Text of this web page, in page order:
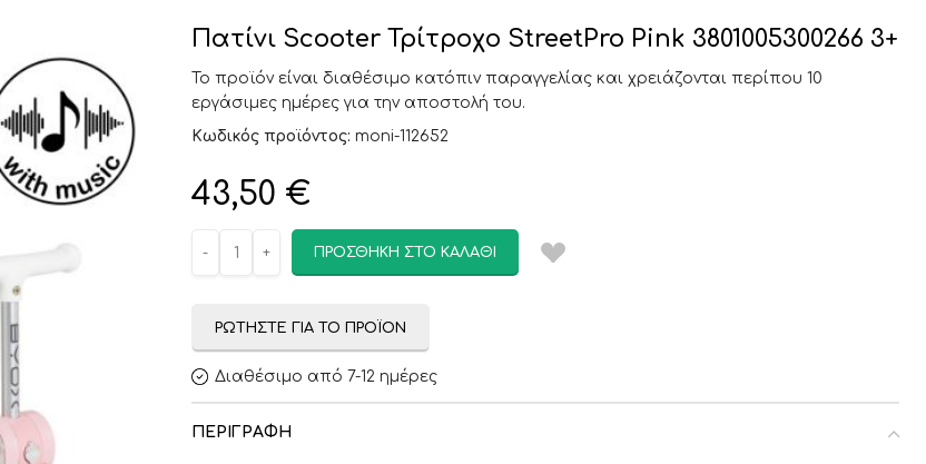
Πατίνι Scooter Τρίτροχο StreetPro Pink 3801005300266 3+
Το προϊόν είναι διαθέσιμο κατόπιν παραγγελίας και χρειάζονται περίπου 10
εργάσιμες ημέρες για την αποστολή του.
Κωδικός προϊόντος: moni-112652
43,50 €
ΠΡΟΣΘΉΚΗ ΣΤΟ ΚΑΛΆΘΙ
ΡΩΤΉΣΤΕ ΓΙΑ ΤΟ ΠΡΟΪΌΝ
Διαθέσιμο από 7-12 ημέρες
ΠΕΡΙΓΡΑΦΉ